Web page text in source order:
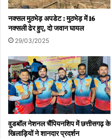
नक्सल मुठभेड़ अपडेट : मुठभेड़ में 16
नक्सली ढेर हुए, दो जवान घायल
29/03/2025
वुडबॉल नेशनल चैंपियनशिप में छत्तीसगढ़ के
खिलाड़ियों ने शानदार प्रदर्शन